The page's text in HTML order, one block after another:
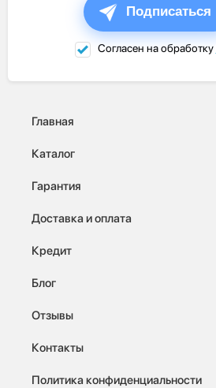
Подписаться
Согласен на обработку
Главная
Каталог
Гарантия
Доставка и оплата
Кредит
Блог
Отзывы
Контакты
Политика конфиденциальности